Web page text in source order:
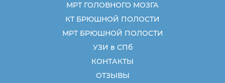
МРТ ГОЛОВНОГО МОЗГА
КТ БРЮШНОЙ ПОЛОСТИ
МРТ БРЮШНОЙ ПОЛОСТИ
УЗИ в СПб
КОНТАКТЫ
ОТЗЫВЫ